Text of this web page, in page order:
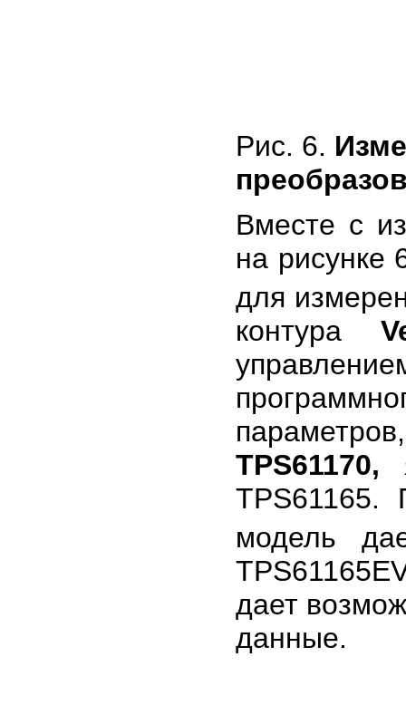
Рис. 6.
Вместе с
на рисунке
для
контура
TPS61170,
TPS61165.
модель
дает
данные.